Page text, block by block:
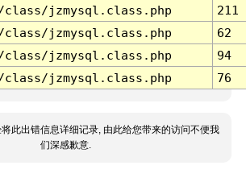
class/jzmysql.class.php
211
class/jzmysql.class.php
62
class/jzmysql.class.php
94
class/jzmysql.class.php 76
将此出错信息详细记录, 由此给您带来的访问不便我
们深感歉意.